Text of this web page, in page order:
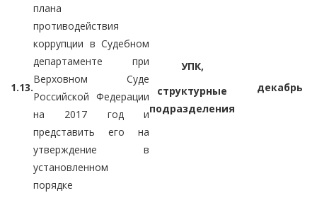
1.13.
плана
противодействия
коррупции в Судебном
департаменте при
Верховном Суде
Российской Федерации
на 2017 год и
представить его на
утверждение в
установленном
порядке
УПК,
структурные
подразделения
декабрь